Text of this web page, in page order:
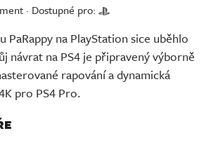
· Dostupné pro:
PaRappy na PlayStation sice uběhlo
návrat na PS4 je připravený výborně
rapování a dynamická
pro PS4 Pro.